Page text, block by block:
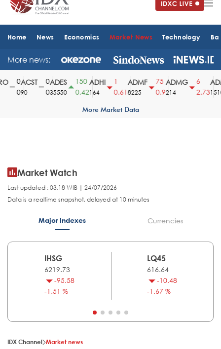
Home News Economics Market News Technology
More news:
ACST
90
ADES
35550
150
0.42
ADHI
164
0.61
ADMF
8225
75
0.9
ADMG
214
2.731510
More Market Data
Market Watch
Last updated : 03.18 WIB | 24/07/2026
Data is a realtime snapshot, delayed at 10 minutes
Major Indexes Currencies
IHSG
6219.73
-95.58
-1.51 %
LQ45
616.64
-10.48
-1.67 %
IDX Channel Market news